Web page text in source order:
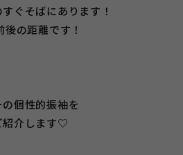
ぐそばにあります！
の距離です！
個性的振袖を
紹介します♡